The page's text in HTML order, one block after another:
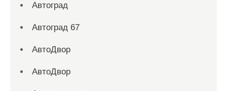
Автоград
Автоград 67
АвтоДвор
АвтоДвор